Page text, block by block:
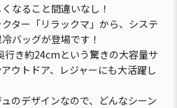
なること間違いなし！
ター「リラックマ」から、システ
バッグが登場です！
き約24cmという驚きの大容量サ
ウトドア、レジャーにも大活躍し
のデザインなので、どんなシーン